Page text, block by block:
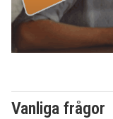
Vanliga frågor